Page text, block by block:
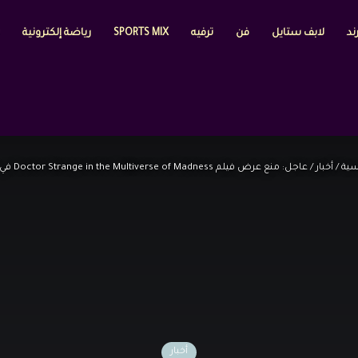
لابف ستايل فن ترفيه SPORTS MIX رياضة إلكترونية
/ أخبار / عاجل: منع عرض فيلم Doctor Strange in the Multiverse of Madness في مصر!
أخبار